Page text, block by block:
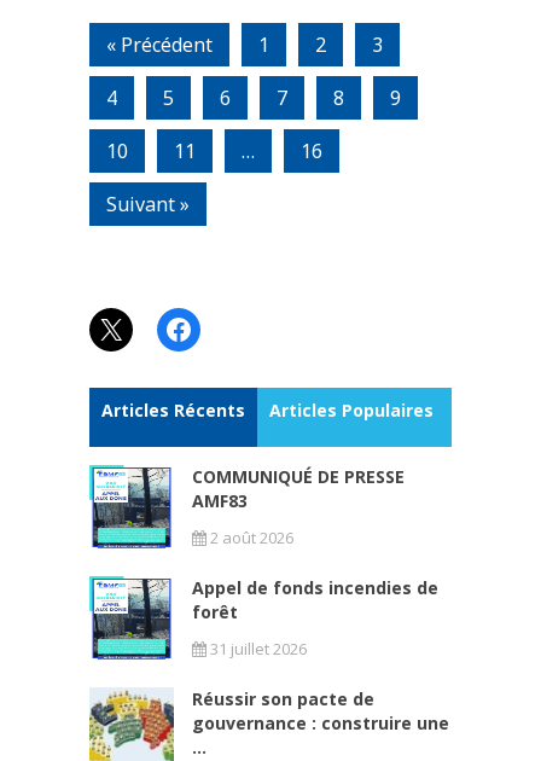
« Précédent 1 2
3
4
5 6 7 8
9
10
11 …
16
Suivant »
X Facebook
Articles Récents Articles Populaires
COMMUNIQUÉ DE PRESSE
AMF83
2 août 2026
Appel de fonds incendies de
forêt
31 juillet 2026
Réussir son pacte de
gouvernance : construire une
...